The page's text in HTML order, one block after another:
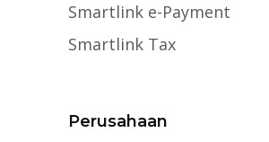
Smartlink e-Payment
Smartlink Tax
Perusahaan